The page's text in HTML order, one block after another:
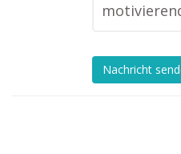
Nachricht